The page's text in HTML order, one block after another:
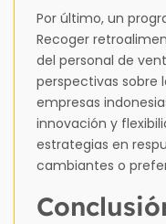
Por último, un
Recoger
del personal de
perspectivas sobre
empresas
innovación y
estrategias en
cambiantes o